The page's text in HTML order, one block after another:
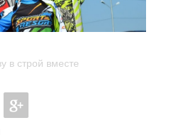
в строй вместе